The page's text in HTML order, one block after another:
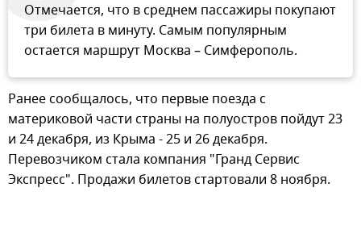
Отмечается, что в среднем пассажиры покупают
три билета в минуту. Самым популярным
остается маршрут Москва – Симферополь.
Ранее сообщалось, что первые поезда с
материковой части страны на полуостров пойдут 23
и 24 декабря, из Крыма - 25 и 26 декабря.
Перевозчиком стала компания "Гранд Сервис
Экспресс". Продажи билетов стартовали 8 ноября.